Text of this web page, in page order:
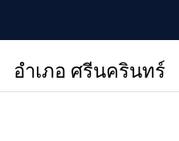
อำเภอ ศรีนครินทร์